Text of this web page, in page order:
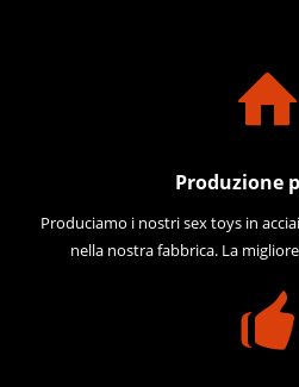
Produzione
Produciamo i nostri sex toys in
nella nostra fabbrica. La